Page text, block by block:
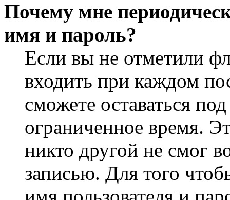
Почему мне
имя и пароль?
Если вы не отметили
входить при каждом
сможете оставаться
ограниченное время.
никто другой не смог
записью. Для того